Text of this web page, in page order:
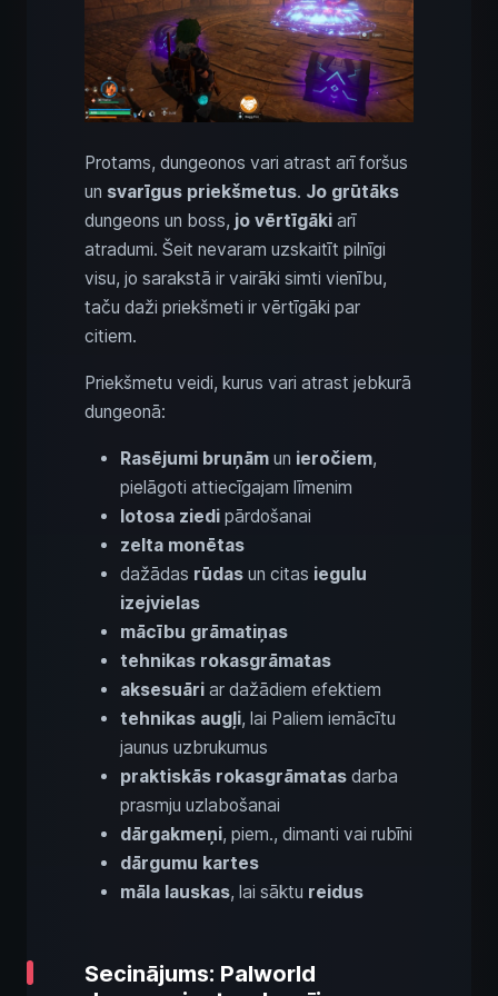
Protams, dungeonos vari atrast arī foršus
un svarīgus priekšmetus. Jo grūtāks
dungeons un boss, jo vērtīgāki arī
atradumi. Šeit nevaram uzskaitīt pilnīgi
visu, jo sarakstā ir vairāki simti vienību,
taču daži priekšmeti ir vērtīgāki par
citiem.
Priekšmetu veidi, kurus vari atrast jebkurā
dungeonā:
Rasējumi bruņām un ieročiem,
pielāgoti attiecīgajam līmenim
lotosa ziedi pārdošanai
zelta monētas
dažādas rūdas un citas iegulu
izejvielas
mācību grāmatiņas
tehnikas rokasgrāmatas
aksesuāri ar dažādiem efektiem
tehnikas augļi, lai Paliem iemācītu
jaunus uzbrukumus
praktiskās rokasgrāmatas darba
prasmju uzlabošanai
dārgakmeņi, piem., dimanti vai rubīni
dārgumu kartes
māla lauskas, lai sāktu reidus
Secinājums: Palworld